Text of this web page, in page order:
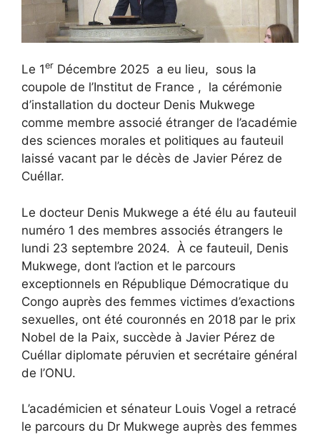
Le 1er Décembre 2025 a eu lieu, sous la
coupole de l’Institut de France , la cérémonie
d’installation du docteur Denis Mukwege
comme membre associé étranger de l’académie
des sciences morales et politiques au fauteuil
laissé vacant par le décès de Javier Pérez de
Cuéllar.
Le docteur Denis Mukwege a été élu au fauteuil
numéro 1 des membres associés étrangers le
lundi 23 septembre 2024. À ce fauteuil, Denis
Mukwege, dont l’action et le parcours
exceptionnels en République Démocratique du
Congo auprès des femmes victimes d’exactions
sexuelles, ont été couronnés en 2018 par le prix
Nobel de la Paix, succède à Javier Pérez de
Cuéllar diplomate péruvien et secrétaire général
de l’ONU.
L’académicien et sénateur Louis Vogel a retracé
le parcours du Dr Mukwege auprès des femmes